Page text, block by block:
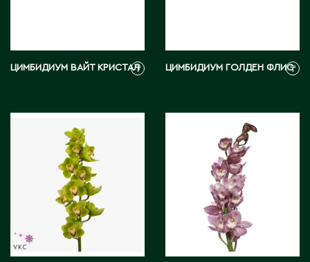
Уральск
Усть-Каменогорск
Ушарал
Уштобе
Х
ЦИМБИДИУМ ВАЙТ КРИСТАЛ
₸ ЦИМБИДИУМ ГОЛДЕН ФЛИС₸